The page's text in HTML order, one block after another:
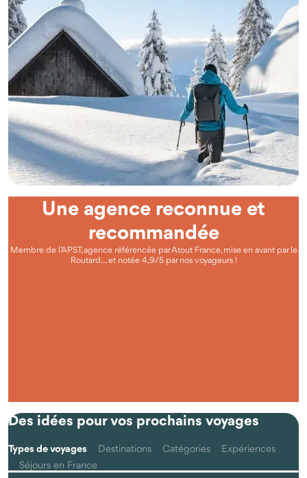
Une agence reconnue et
recommandée
Membre de l’APST, agence référencée par Atout France, mise en avant par le
Routard… et notée 4,9/5 par nos voyageurs !
Des idées pour vos prochains voyages
Types de voyages Destinations Catégories
Expériences
Séjours en France